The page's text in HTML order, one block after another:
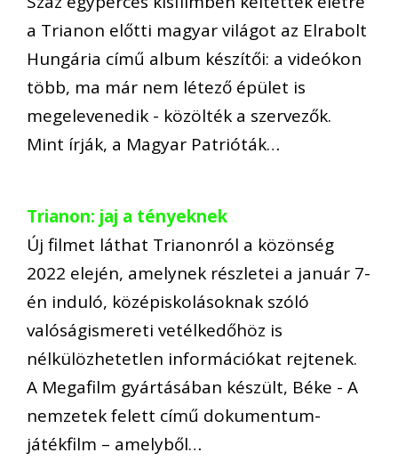
a Trianon előtti magyar világot az Elrabolt
Hungária című album készítői: a videókon
több, ma már nem létező épület is
megelevenedik - közölték a szervezők.
Mint írják, a Magyar Patrióták…
Trianon: jaj a tényeknek
Új filmet láthat Trianonról a közönség
2022 elején, amelynek részletei a január 7-
én induló, középiskolásoknak szóló
valóságismereti vetélkedőhöz is
nélkülözhetetlen információkat rejtenek.
A Megafilm gyártásában készült, Béke - A
nemzetek felett című dokumentum-
játékfilm – amelyből…